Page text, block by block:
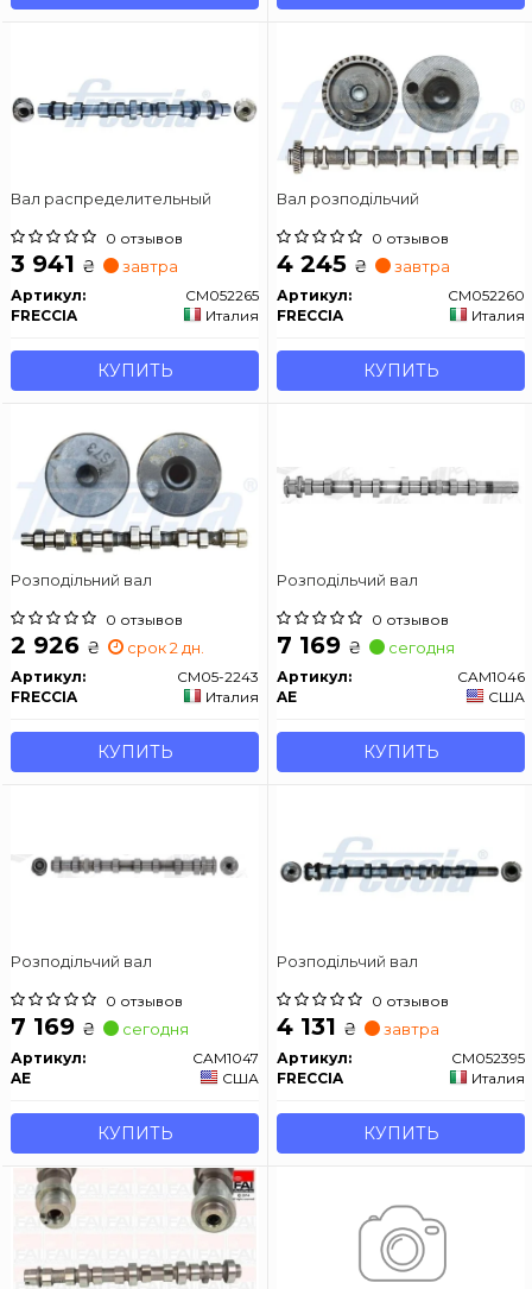
Вал распределительный
0 отзывов
3 941 ₴ завтра
Артикул:
CM052265
FRECCIA
Италия
КУПИТЬ
Вал розподiльчий
0 отзывов
4 245 ₴ завтра
Артикул:
CM052260
FRECCIA
Италия
КУПИТЬ
Розподільний вал
0 отзывов
2 926 ₴ срок 2 дн.
Артикул:
CM05-2243
FRECCIA
Италия
КУПИТЬ
Розподільчий вал
0 отзывов
7 169 ₴ сегодня
Артикул:
CAM1046
AE
США
КУПИТЬ
Розподільчий вал
0 отзывов
7 169 ₴ сегодня
Артикул:
CAM1047
AE
США
КУПИТЬ
Розподільчий вал
0 отзывов
4 131 ₴ завтра
Артикул:
CM052395
FRECCIA
Италия
КУПИТЬ